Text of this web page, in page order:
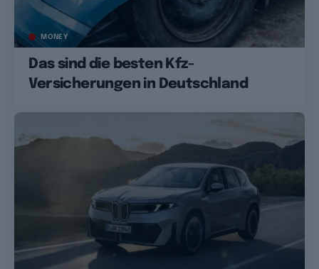
MONEY
Das sind die besten Kfz-
Versicherungen in Deutschland